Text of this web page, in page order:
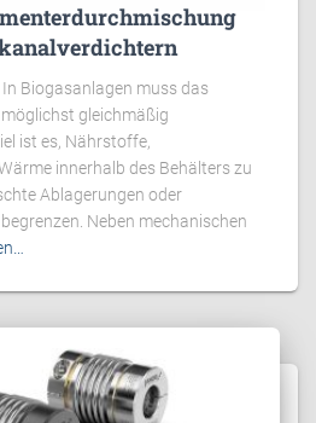
Biogasanlagen muss das
gleichmäßig
ist es, Nährstoffe,
innerhalb des Behälters zu
Ablagerungen oder
Neben mechanischen